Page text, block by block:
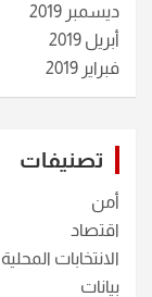
ديسمبر 2019
أبريل 2019
فبراير 2019
تصنيفات
أمن
اقتصاد
الانتخابات المحلية
بيانات